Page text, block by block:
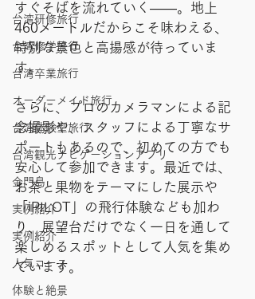
台湾研修旅行
台湾修学旅行
台湾卒業旅行
オーダーメイド旅行
台湾体験型旅行
台湾観光ナビゲーションアプリ
金門島
実例紹介
実例紹介
人気コース
体験と絶景
すぐそばを流れていく——。地上
460メートルだからこそ味わえる、
特別な景色と高揚感が待っていま
す。
さらに、プロのカメラマンによる記
念撮影や、スタッフによる丁寧なサ
ポートもあるので、初めての方でも
安心して参加できます。最近では、
お茶と果物をテーマにした展示や
「iPILOT」の飛行体験なども加わ
り、展望台だけでなく一日を通して
楽しめるスポットとして人気を集め
ています。